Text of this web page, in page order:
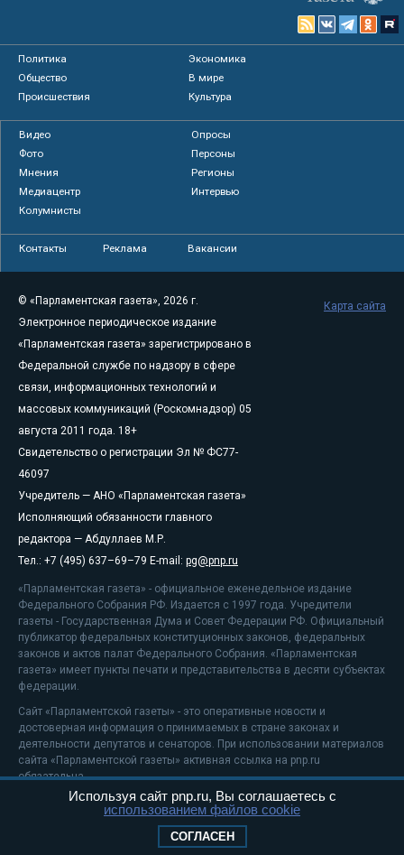
Политика
Экономика
Общество
В мире
Происшествия
Культура
Видео
Опросы
Фото
Персоны
Мнения
Регионы
Медиацентр
Интервью
Колумнисты
Контакты Реклама Вакансии
© «Парламентская газета», 2026 г.
Электронное периодическое издание
«Парламентская газета» зарегистрировано в
Федеральной службе по надзору в сфере
связи, информационных технологий и
массовых коммуникаций (Роскомнадзор) 05
августа 2011 года. 18+
Свидетельство о регистрации Эл № ФС77-
46097
Учредитель — АНО «Парламентская газета»
Исполняющий обязанности главного
редактора — Абдуллаев М.Р.
Тел.: +7 (495) 637–69–79 E-mail: pg@pnp.ru
«Парламентская газета» - официальное еженедельное издание
Федерального Собрания РФ. Издается с 1997 года. Учредители
газеты - Государственная Дума и Совет Федерации РФ. Официальный
публикатор федеральных конституционных законов, федеральных
законов и актов палат Федерального Собрания. «Парламентская
газета» имеет пункты печати и представительства в десяти субъектах
федерации.
Сайт «Парламентской газеты» - это оперативные новости и
достоверная информация о принимаемых в стране законах и
деятельности депутатов и сенаторов. При использовании материалов
сайта «Парламентской газеты» активная ссылка на pnp.ru
обязательна.
На информационном ресурсе применяютсярекомендательные
Положение о защите персональных данных
Карта сайта
Используя сайт pnp.ru, Вы соглашаетесь с
использованием файлов cookie
СОГЛАСЕН